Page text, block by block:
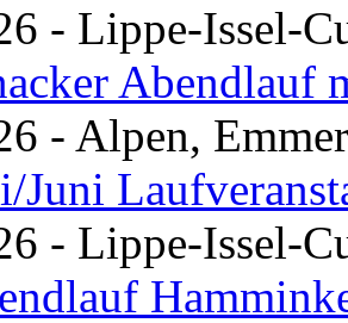
- Lippe-Issel-
Abendlauf
- Alpen,
Juni
- Lippe-Issel-